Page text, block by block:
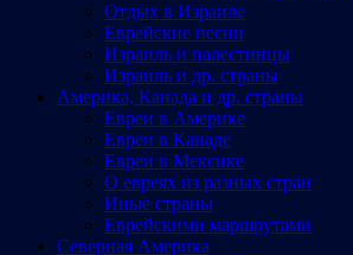
Отдых в Израиле
Еврейские песни
Израиль и палестинцы
Израиль и др. страны
Америка, Канада и др. страны
Евреи в Америке
Евреи в Канаде
Евреи в Мексике
О евреях из разных стран
Иные страны
Еврейскими маршрутами
Северная Америка